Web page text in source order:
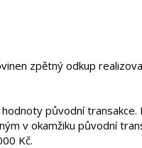
zpětný odkup
původní
v okamžiku původní
Kč.